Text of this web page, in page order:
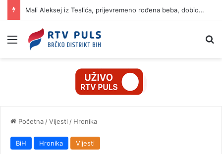
Mali Aleksej iz Teslića, prijevremeno rođena beba, dobio životnu bitku na UKC-u Srpske
Izbornik
Početna /Vijesti / Hronika
BiH Hronika Vijesti